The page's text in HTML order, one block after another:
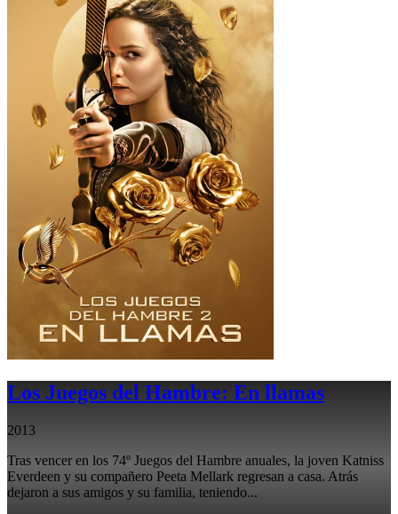
Los Juegos del Hambre: En llamas
2013
Tras vencer en los 74º Juegos del Hambre anuales, la joven Katniss
Everdeen y su compañero Peeta Mellark regresan a casa. Atrás
dejaron a sus amigos y su familia, teniendo...